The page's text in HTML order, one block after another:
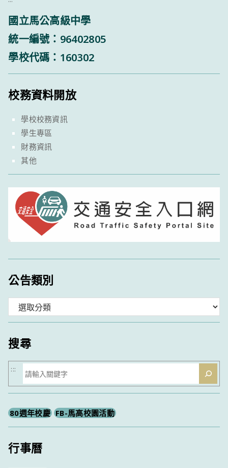
國立馬公高級中學
統一編號：96402805
學校代碼：160302
校務資料開放
學校校務資訊
學生專區
財務資訊
其他
公告類別
類
搜尋
搜
尋
:::
80週年校慶 FB-馬高校園活動
行事曆